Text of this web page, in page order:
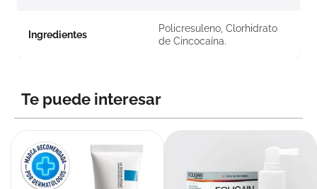
Ingredientes
Policresuleno, Clorhidrato
de Cincocaína.
Te puede interesar